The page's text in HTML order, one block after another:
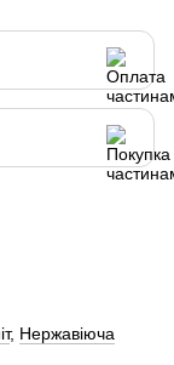
, Нержавіюча